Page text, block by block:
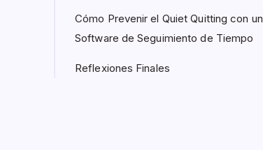
Cómo Prevenir el Quiet Quitting con un
Software de Seguimiento de Tiempo
Reflexiones Finales